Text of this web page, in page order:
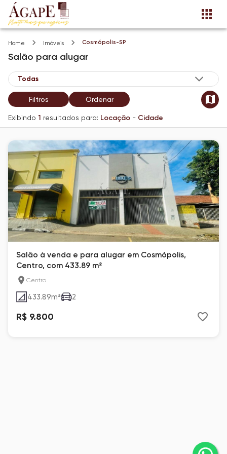
Home Imóveis Cosmópolis-SP
Salão para alugar
Filtros Ordenar
Exibindo 1 resultados para: Locação - Cidade
Salão à venda e para alugar em Cosmópolis,
Centro, com 433.89 m²
Centro
433.89m² 2
R$ 9.800